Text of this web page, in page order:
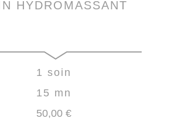
HYDROMASSANT
1 soin
15 mn
50,00 €